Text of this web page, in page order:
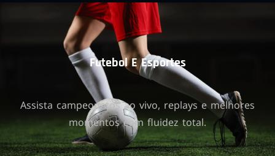
Futebol E Esportes
Assista campeonatos ao vivo, replays e melhores
momentos com fluidez total.